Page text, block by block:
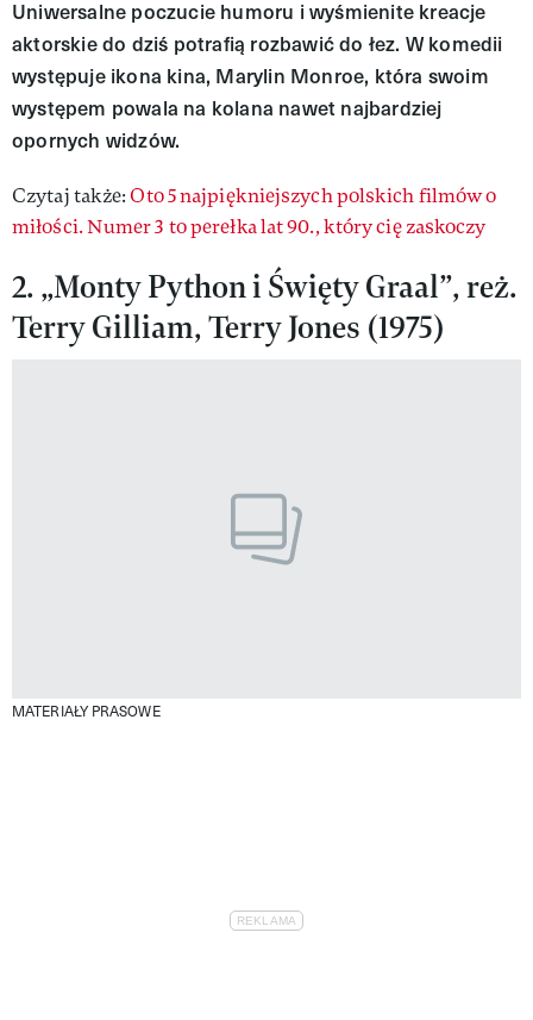
Uniwersalne poczucie humoru i wyśmienite kreacje
aktorskie do dziś potrafią rozbawić do łez. W komedii
występuje ikona kina, Marylin Monroe, która swoim
występem powala na kolana nawet najbardziej
opornych widzów.
Czytaj także:Oto 5 najpiękniejszych polskich filmów o
miłości. Numer 3 to perełka lat 90., który cię zaskoczy
2. „Monty Python i Święty Graal”, reż.
Terry Gilliam, Terry Jones (1975)
MATERIAŁY PRASOWE